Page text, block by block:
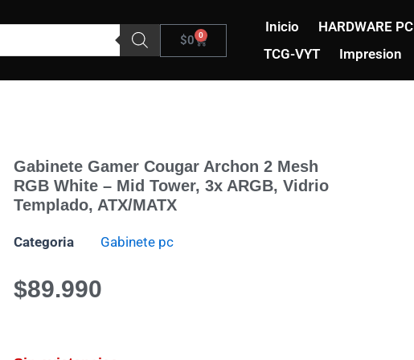
$0 0
Carrito
Inicio HARDWARE PC
TCG-VYT
Impresion
Gabinete Gamer Cougar Archon 2 Mesh
RGB White – Mid Tower, 3x ARGB, Vidrio
Templado, ATX/mATX
Categoria Gabinete pc
$89.990